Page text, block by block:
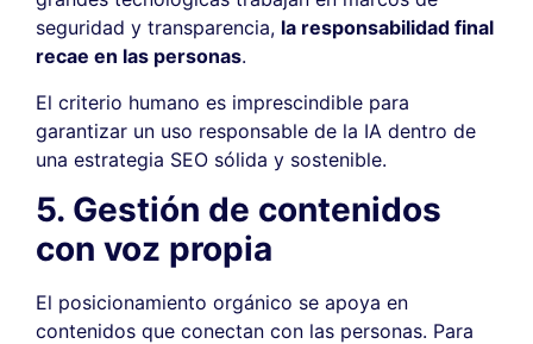
seguridad y transparencia, la responsabilidad final
recae en las personas.
El criterio humano es imprescindible para
garantizar un uso responsable de la IA dentro de
una estrategia SEO sólida y sostenible.
5. Gestión de contenidos
con voz propia
El posicionamiento orgánico se apoya en
contenidos que conectan con las personas. Para